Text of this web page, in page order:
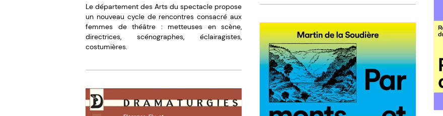
Le département des Arts du spectacle propose
un nouveau cycle de rencontres consacré aux
femmes de théâtre : metteuses en scène,
directrices, scénographes, éclairagistes,
costumières.